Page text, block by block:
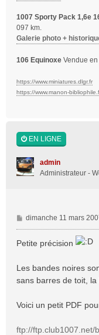
1007 Sporty Pack 1,6e
097 km.
Galerie photo +
106 Equinoxe Vendue
https://www.miniatures.dlgr.fr
https://www.manon-
EN LIGNE
admin
Administrateur -
M
e
g
e
dimanche 11 mars
Petite précision
Les bandes noires
sans barres de toit, la
Voici un petit PDF
ftp://ftp.club1007.net/